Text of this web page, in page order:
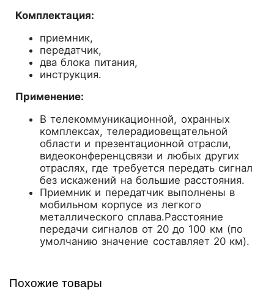
Комплектация:
приемник,
передатчик,
два блока питания,
инструкция.
Применение:
В телекоммуникационной, охранных
комплексах, телерадиовещательной
области и презентационной отрасли,
видеоконференцсвязи и любых других
отраслях, где требуется передать сигнал
без искажений на большие расстояния.
Приемник и передатчик выполнены в
мобильном корпусе из легкого
металлического сплава.Расстояние
передачи сигналов от 20 до 100 км (по
умолчанию значение составляет 20 км).
Похожие товары